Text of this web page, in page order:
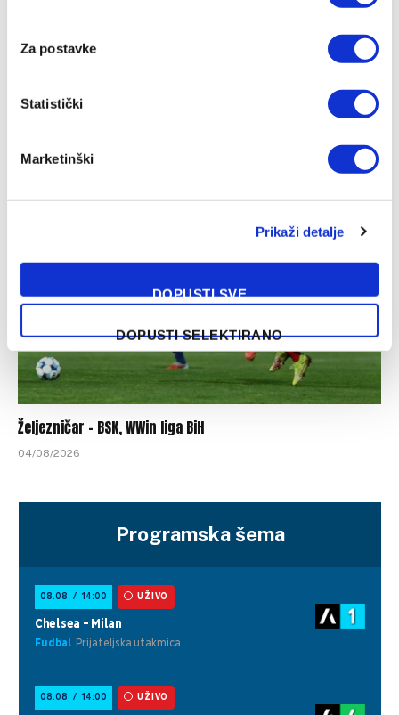
Za postavke
Statistički
Marketinški
Prikaži detalje
DOPUSTI SVE
DOPUSTI SELEKTIRANO
Željezničar – BSK, WWin liga BiH
04/08/2026
Programska šema